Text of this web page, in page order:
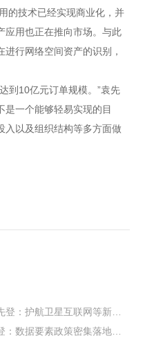
的技术已经实现商业化，并
应用也正在推向市场。与此
行网络空间资产的识别，
到10亿元订单规模。”袁先
是一个能够轻易实现的目
入以及组织结构等多方面做
上一篇：盛邦安全副总裁、董秘袁先登：护航卫星互联网等新兴产业安全至关重要
下一篇：专访盛邦安全副总裁袁先登：数据要素政策密集落地带来市场机遇，后续投入更多研发资源到数据技术方向